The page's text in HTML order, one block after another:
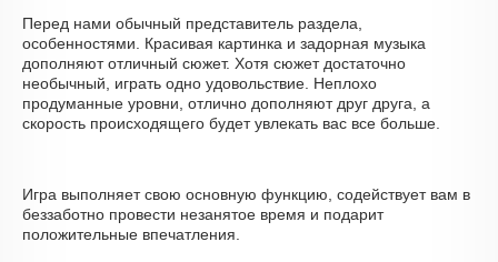
Перед нами обычный представитель раздела,
особенностями. Красивая картинка и задорная музыка
дополняют отличный сюжет. Хотя сюжет достаточно
необычный, играть одно удовольствие. Неплохо
продуманные уровни, отлично дополняют друг друга, а
скорость происходящего будет увлекать вас все больше.
Игра выполняет свою основную функцию, содействует вам в
беззаботно провести незанятое время и подарит
положительные впечатления.